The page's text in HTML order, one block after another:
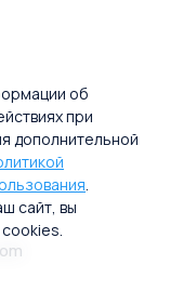
и у
гибкий
об
при
дополнительной
.
сайт, вы